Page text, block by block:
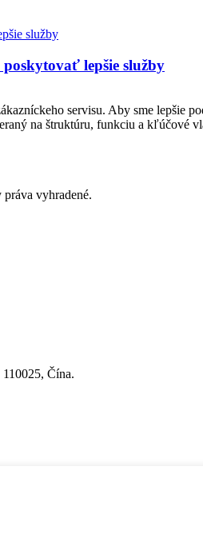
lepšie služby
servisu. Aby sme lepšie
na štruktúru, funkciu a kľúčové
vyhradené.
Čína.